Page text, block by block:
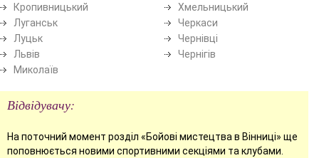
Кропивницький
Луганськ
Луцьк
Львів
Миколаїв
Хмельницький
Черкаси
Чернівці
Чернігів
Відвідувачу:
На поточний момент розділ «Бойові мистецтва в Вінниці» ще
поповнюється новими спортивними секціями та клубами.